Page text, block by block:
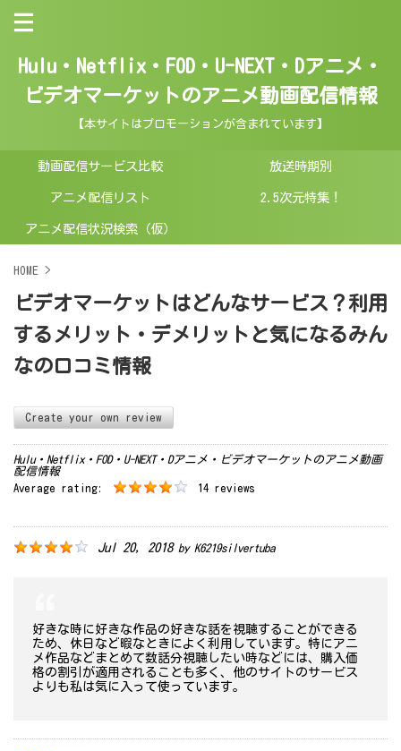
Hulu・Netflix・FOD・U-NEXT・Dアニメ・
ビデオマーケットのアニメ動画配信情報
【本サイトはプロモーションが含まれています】
動画配信サービス比較 放送時期別
アニメ配信リスト 2.5次元特集！
アニメ配信状況検索（仮）
HOME >
ビデオマーケットはどんなサービス？利用
するメリット・デメリットと気になるみん
なの口コミ情報
Create your own review
Hulu・Netflix・FOD・U-NEXT・Dアニメ・ビデオマーケットのアニメ動画
配信情報
Average rating:
14 reviews
Jul 20, 2018by K6219silvertuba
好きな時に好きな作品の好きな話を視聴することができる
ため、休日など暇なときによく利用しています。特にアニ
メ作品などまとめて数話分視聴したい時などには、購入価
格の割引が適用されることも多く、他のサイトのサービス
よりも私は気に入って使っています。